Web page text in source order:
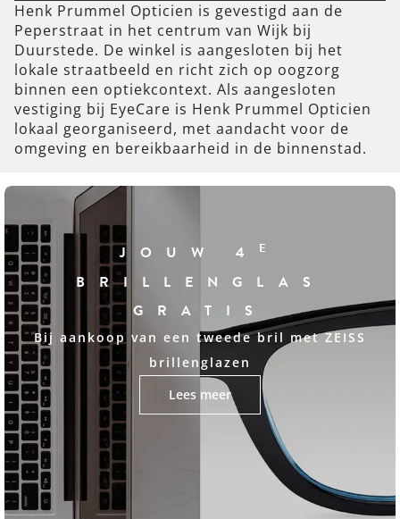
Henk Prummel Opticien is gevestigd aan de
Peperstraat in het centrum van Wijk bij
Duurstede. De winkel is aangesloten bij het
lokale straatbeeld en richt zich op oogzorg
binnen een optiekcontext. Als aangesloten
vestiging bij EyeCare is Henk Prummel Opticien
lokaal georganiseerd, met aandacht voor de
omgeving en bereikbaarheid in de binnenstad.
JOUW 4 E
BRILLENGLAS
GRATIS
Bij aankoop van een tweede bril met ZEISS
brillenglazen
Lees meer